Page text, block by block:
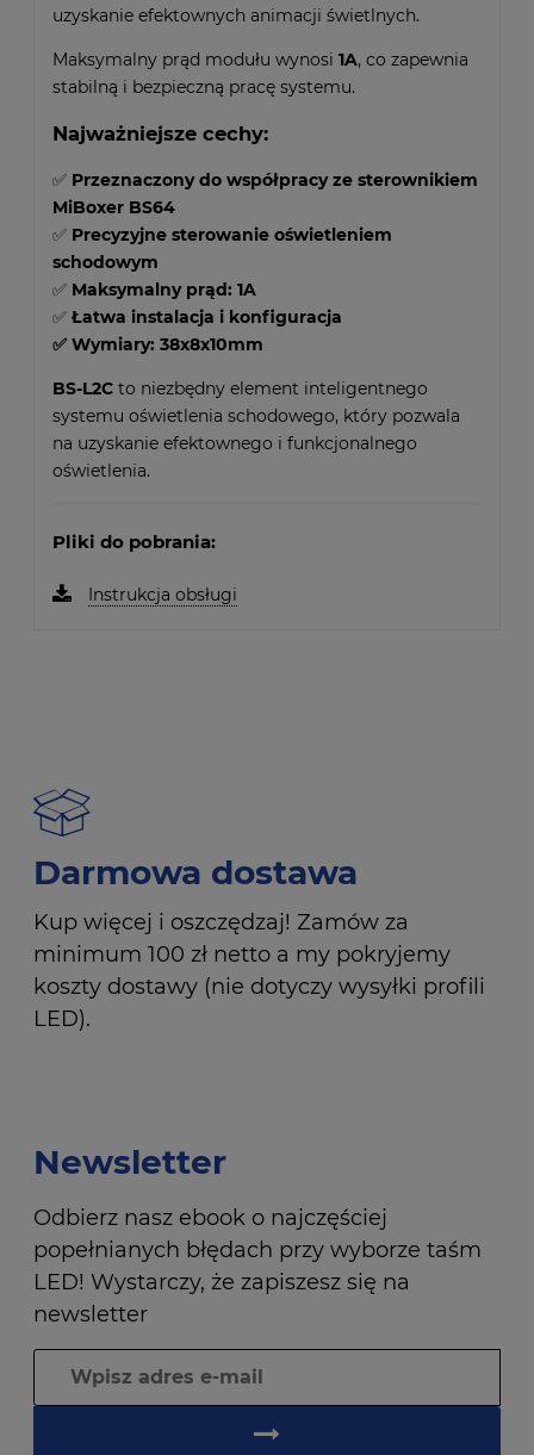
uzyskanie efektownych animacji świetlnych.
Maksymalny prąd modułu wynosi 1A, co zapewnia
stabilną i bezpieczną pracę systemu.
Najważniejsze cechy:
✅ Przeznaczony do współpracy ze sterownikiem
MiBoxer BS64
✅ Precyzyjne sterowanie oświetleniem
schodowym
✅ Maksymalny prąd: 1A
✅ Łatwa instalacja i konfiguracja
✅ Wymiary: 38x8x10mm
BS-L2C to niezbędny element inteligentnego
systemu oświetlenia schodowego, który pozwala
na uzyskanie efektownego i funkcjonalnego
oświetlenia.
Pliki do pobrania:
Instrukcja obsługi
Darmowa dostawa
Kup więcej i oszczędzaj! Zamów za
minimum 100 zł netto a my pokryjemy
koszty dostawy (nie dotyczy wysyłki profili
LED).
Newsletter
Odbierz nasz ebook o najczęściej
popełnianych błędach przy wyborze taśm
LED! Wystarczy, że zapiszesz się na
newsletter